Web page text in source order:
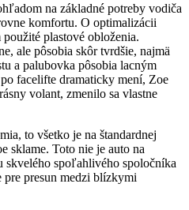
na základné potreby vodiča
komfortu. O optimalizácii
plastové obloženia.
ale pôsobia skôr tvrdšie, najmä
a palubovka pôsobia lacným
facelifte dramaticky mení, Zoe
volant, zmenilo sa vlastne
to všetko je na štandardnej
sklame. Toto nie je auto na
skvelého spoľahlivého spoločníka
pre presun medzi blízkymi